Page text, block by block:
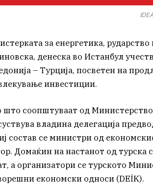
за енергетика,
денеска во Истанбул
– Турција, посветен на
инвестиции.
што соопштуваат од
владина делегација
состав се министри од
Домаќин на настанот од турска
а организатори се турското
економски односи (DEİK).